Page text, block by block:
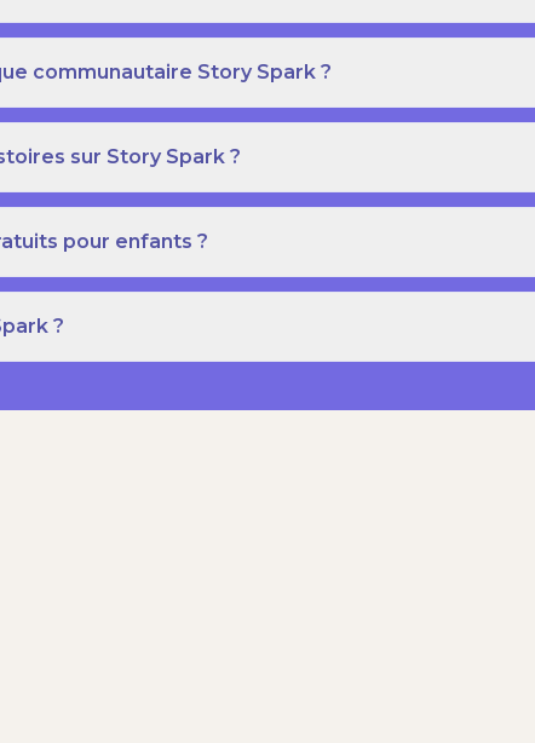
communautaire Story Spark ?
sur Story Spark ?
pour enfants ?
?